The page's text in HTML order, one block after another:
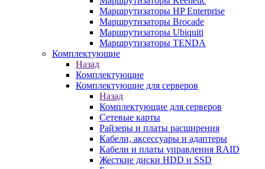
Маршрутизаторы HP Enterprise
Маршрутизаторы Brocade
Маршрутизаторы Ubiquiti
Маршрутизаторы TENDA
Комплектующие
Назад
Комплектующие
Комплектующие для серверов
Назад
Комплектующие для серверов
Сетевые карты
Райзеры и платы расширения
Кабели, аксессуары и адаптеры
Кабели и платы управления RAID
Жесткие диски HDD и SSD